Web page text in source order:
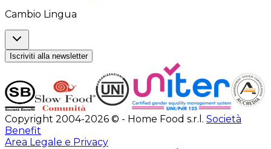
Cambio Lingua
Iscriviti alla newsletter
Copyright 2004-2026 © - Home Food s.r.l. Società
Benefit
Area Legale e Privacy